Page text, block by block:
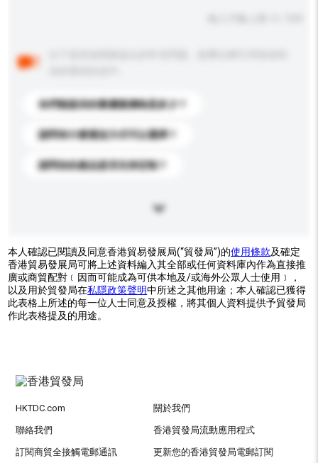
你們能提供的最優惠價格是多少？
請問有什麼運送方式可以選擇？
請問你的產品是否支持定制？
本人確認已閱讀及同意香港貿易發展局(“貿發局”)的使用條款及確定
香港貿易發展局可將上述資料編入其全部或任何資料庫內作為直接推
廣或商貿配對﹝因而可能成為可供本地及/或海外公眾人士使用﹞，
以及用於貿發局在私隱政策聲明中所述之其他用途；本人確認已獲得
此表格上所述的每一位人士同意及授權，將其個人資料提供予貿發局
作此表格提及的用途。
HKTDC.com 關於我們
聯絡我們 香港貿發局流動應用程式
訂閱商貿全接觸電郵通訊 更新您的香港貿發局電郵訂閱